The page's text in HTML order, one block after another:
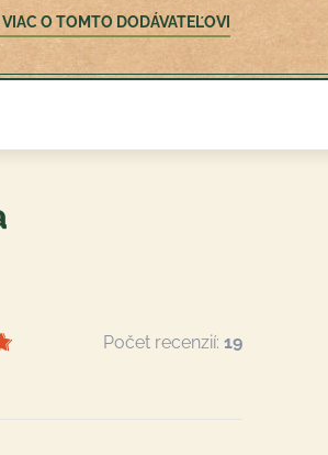
O TOMTO DODÁVATEĽOVI
Počet recenzií: 19